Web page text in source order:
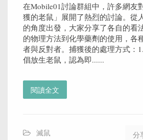
在Mobile01討論群組中，許多網友
獲的老鼠」展開了熱烈的討論。從
的角度出發，大家分享了各自的看
的物理方法到化學藥劑的使用，各
者與反對者。捕獲後的處理方式：
倡放生老鼠，認為即......
閱讀全文
滅鼠 分